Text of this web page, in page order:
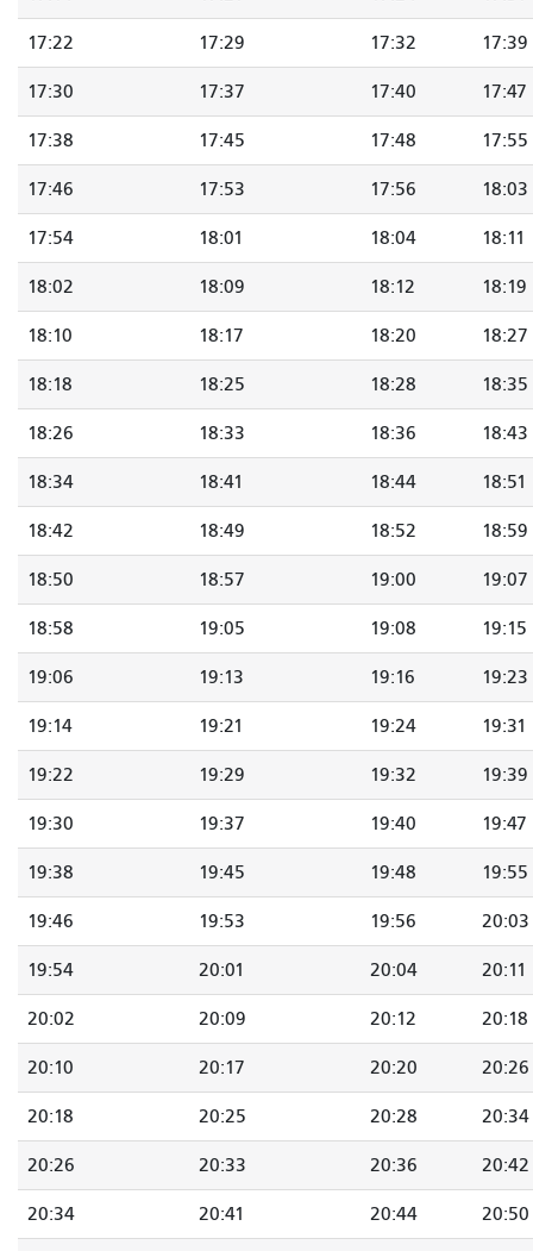
17:22 17:29 17:32 17:39
17:30 17:37 17:40 17:47
17:38 17:45 17:48 17:55
17:46 17:53 17:56 18:03
17:54 18:01 18:04 18:11
18:02 18:09 18:12 18:19
18:10 18:17 18:20 18:27
18:18 18:25 18:28 18:35
18:26 18:33 18:36 18:43
18:34 18:41 18:44 18:51
18:42 18:49 18:52 18:59
18:50 18:57 19:00 19:07
18:58 19:05 19:08 19:15
19:06 19:13 19:16 19:23
19:14 19:21 19:24 19:31
19:22 19:29 19:32 19:39
19:30 19:37 19:40 19:47
19:38 19:45 19:48 19:55
19:46 19:53 19:56 20:03
19:54 20:01 20:04 20:11
20:02 20:09 20:12 20:18
20:10 20:17 20:20 20:26
20:18 20:25 20:28 20:34
20:26 20:33 20:36 20:42
20:34 20:41 20:44 20:50